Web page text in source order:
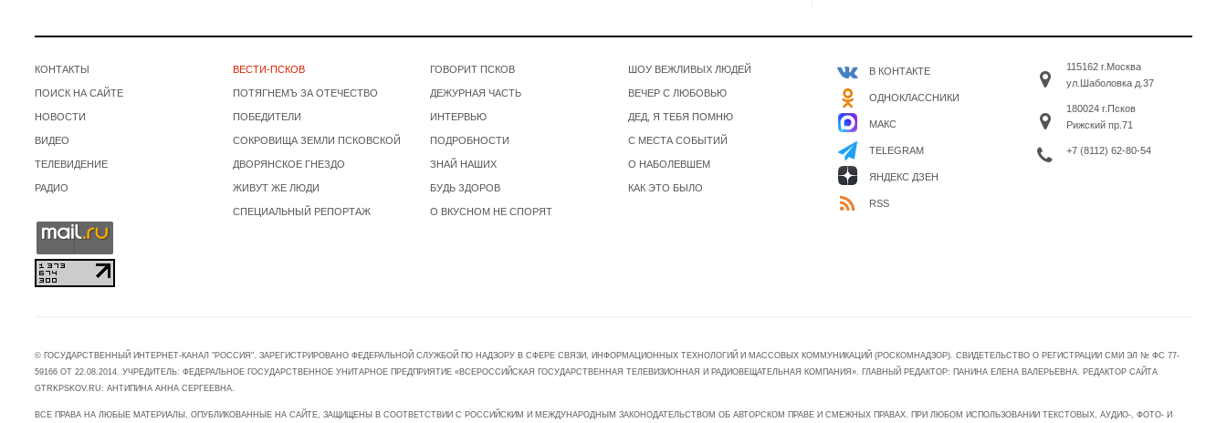
КОНТАКТЫ
ПОИСК НА САЙТЕ
НОВОСТИ
ВИДЕО
ТЕЛЕВИДЕНИЕ
РАДИО
ВЕСТИ-ПСКОВ
ПОТЯГНЕМЪ ЗА ОТЕЧЕСТВО
ПОБЕДИТЕЛИ
СОКРОВИЩА ЗЕМЛИ ПСКОВСКОЙ
ДВОРЯНСКОЕ ГНЕЗДО
ЖИВУТ ЖЕ ЛЮДИ
СПЕЦИАЛЬНЫЙ РЕПОРТАЖ
ГОВОРИТ ПСКОВ
ДЕЖУРНАЯ ЧАСТЬ
ИНТЕРВЬЮ
ПОДРОБНОСТИ
ЗНАЙ НАШИХ
БУДЬ ЗДОРОВ
О ВКУСНОМ НЕ СПОРЯТ
ШОУ ВЕЖЛИВЫХ ЛЮДЕЙ
ВЕЧЕР С ЛЮБОВЬЮ
ДЕД, Я ТЕБЯ ПОМНЮ
С МЕСТА СОБЫТИЙ
О НАБОЛЕВШЕМ
КАК ЭТО БЫЛО
В КОНТАКТЕ
ОДНОКЛАССНИКИ
МАКС
TELEGRAM
ЯНДЕКС ДЗЕН
RSS
115162 г.Москва
ул.Шаболовка д.37
180024 г.Псков
Рижский пр.71
+7 (8112) 62-80-54
© ГОСУДАРСТВЕННЫЙ ИНТЕРНЕТ-КАНАЛ "РОССИЯ". ЗАРЕГИСТРИРОВАНО ФЕДЕРАЛЬНОЙ СЛУЖБОЙ ПО НАДЗОРУ В СФЕРЕ СВЯЗИ, ИНФОРМАЦИОННЫХ ТЕХНОЛОГИЙ И МАССОВЫХ КОММУНИКАЦИЙ (РОСКОМНАДЗОР). СВИДЕТЕЛЬСТВО О РЕГИСТРАЦИИ СМИ ЭЛ № ФС 77-
59166 ОТ 22.08.2014. УЧРЕДИТЕЛЬ: ФЕДЕРАЛЬНОЕ ГОСУДАРСТВЕННОЕ УНИТАРНОЕ ПРЕДПРИЯТИЕ «ВСЕРОССИЙСКАЯ ГОСУДАРСТВЕННАЯ ТЕЛЕВИЗИОННАЯ И РАДИОВЕЩАТЕЛЬНАЯ КОМПАНИЯ». ГЛАВНЫЙ РЕДАКТОР: ПАНИНА ЕЛЕНА ВАЛЕРЬЕВНА. РЕДАКТОР САЙТА
GTRKPSKOV.RU: АНТИПИНА АННА СЕРГЕЕВНА.
ВСЕ ПРАВА НА ЛЮБЫЕ МАТЕРИАЛЫ, ОПУБЛИКОВАННЫЕ НА САЙТЕ, ЗАЩИЩЕНЫ В СООТВЕТСТВИИ С РОССИЙСКИМ И МЕЖДУНАРОДНЫМ ЗАКОНОДАТЕЛЬСТВОМ ОБ АВТОРСКОМ ПРАВЕ И СМЕЖНЫХ ПРАВАХ. ПРИ ЛЮБОМ ИСПОЛЬЗОВАНИИ ТЕКСТОВЫХ, АУДИО-, ФОТО- И